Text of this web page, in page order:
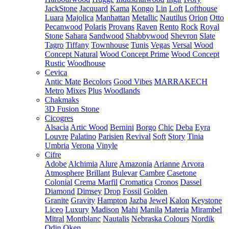
JackStone Jacquard Kama Kongo Lin Loft Lofthouse
Luara Majolica Manhattan Metallic Nautilus Orion Otto
Pecanwood Polaris Provans Raven Rento Rock Royal
Stone Sahara Sandwood Shabbywood Shevron Slate
Tagro Tiffany Townhouse Tunis Vegas Versal Wood
Concept Natural Wood Concept Prime Wood Concept
Rustic Woodhouse
Cevica
Antic Mate Becolors Good Vibes MARRAKECH
Metro Mixes Plus Woodlands
Chakmaks
3D Fusion Stone
Cicogres
Alsacia Artic Wood Bernini Borgo Chic Deba Eyra
Louvre Palatino Parisien Revival Soft Story Tinia
Umbria Verona Vinyle
Cifre
Adobe Alchimia Alure Amazonia Arianne Arvora
Atmosphere Brillant Bulevar Cambre Casetone
Colonial Crema Marfil Cromatica Cronos Dassel
Diamond Dimsey Drop Fossil Golden
Granite Gravity Hampton Jazba Jewel Kalon Keystone
Liceo Luxury Madison Mahi Manila Materia Mirambel
Mitral Montblanc Nautalis Nebraska Colours Nordik